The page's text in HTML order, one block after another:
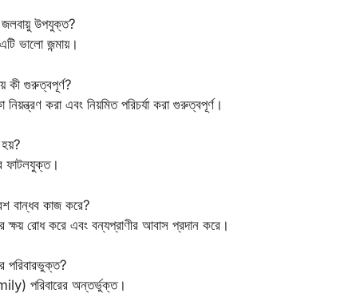
উপযুক্ত?
ভালো জন্মায়।
কী গুরুত্বপূর্ণ?
করা এবং নিয়মিত পরিচর্যা করা গুরুত্বপূর্ণ।
ফাটলযুক্ত।
বান্ধব কাজ করে?
ক্ষয় রোধ করে এবং বন্যপ্রাণীর আবাস প্রদান করে।
পরিবারভুক্ত?
পরিবারের অন্তর্ভুক্ত।